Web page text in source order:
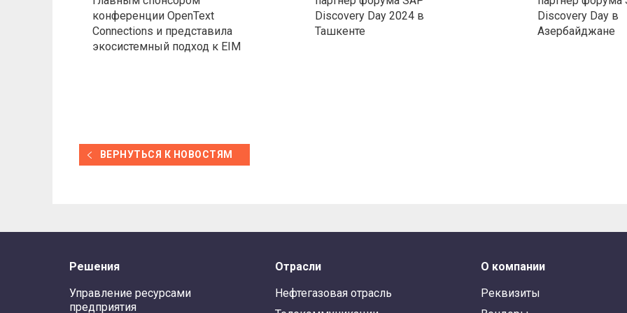
конференции OpenText
Connections и представила
экосистемный подход к EIM
Discovery Day 2024 в
Ташкенте
Discovery Day в
Азербайджане
ВЕРНУТЬСЯ К НОВОСТЯМ
Решения
Управление ресурсами
предприятия
Отрасли
Нефтегазовая отрасль
О компании
Реквизиты